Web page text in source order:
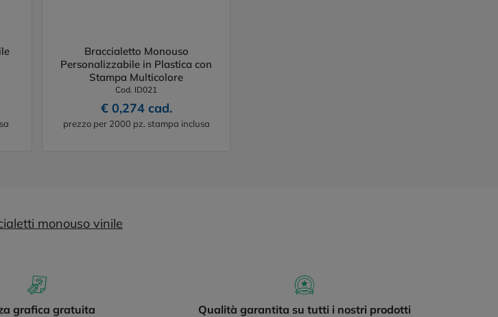
Braccialetto Monouso
Personalizzabile in Plastica con
Stampa Multicolore
Cod. ID021
€ 0,274 cad.
prezzo per 2000 pz. stampa inclusa
monouso vinile
grafica gratuita Qualità garantita su tutti i nostri prodotti